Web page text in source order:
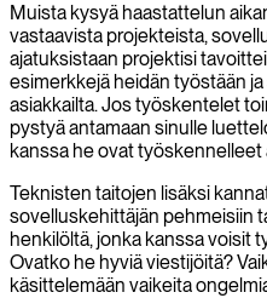
Muista kysyä haastattelun
vastaavista projekteista,
ajatuksistaan projektisi
esimerkkejä heidän työstään
asiakkailta. Jos työskentelet
pystyä antamaan sinulle
kanssa he ovat työskennelleet
Teknisten taitojen lisäksi
sovelluskehittäjän pehmeisiin
henkilöltä, jonka kanssa voisit
Ovatko he hyviä viestijöitä?
käsittelemään vaikeita